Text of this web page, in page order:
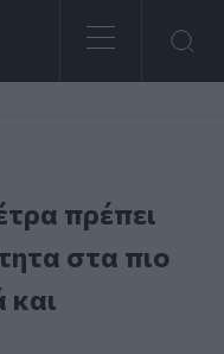
πρέπει
στα πιο
και